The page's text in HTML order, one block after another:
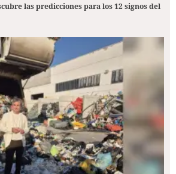
las predicciones para los 12 signos del